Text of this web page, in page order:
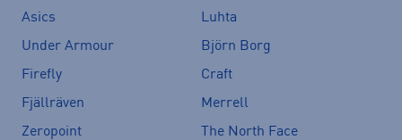
Asics
Luhta
Under Armour
Björn Borg
Firefly
Craft
Fjällräven
Merrell
Zeropoint
The North Face